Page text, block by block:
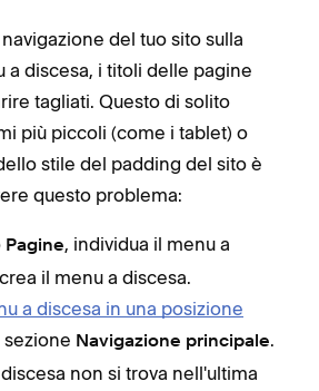
del tuo sito sulla
a discesa, i titoli delle pagine
tagliati. Questo di solito
più piccoli (come i tablet) o
stile del padding del sito è
questo problema:
Pagine, individua il menu a
il menu a discesa.
a discesa in una posizione
sezione Navigazione principale.
non si trova nell'ultima